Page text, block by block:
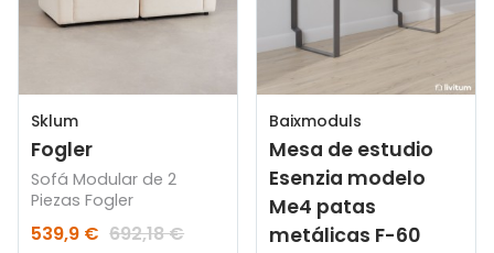
Sklum
Fogler
Sofá Modular de 2
Piezas Fogler
539,9 € 692,18 €
Baixmoduls
Mesa de estudio
Esenzia modelo
Me4 patas
metálicas F-60